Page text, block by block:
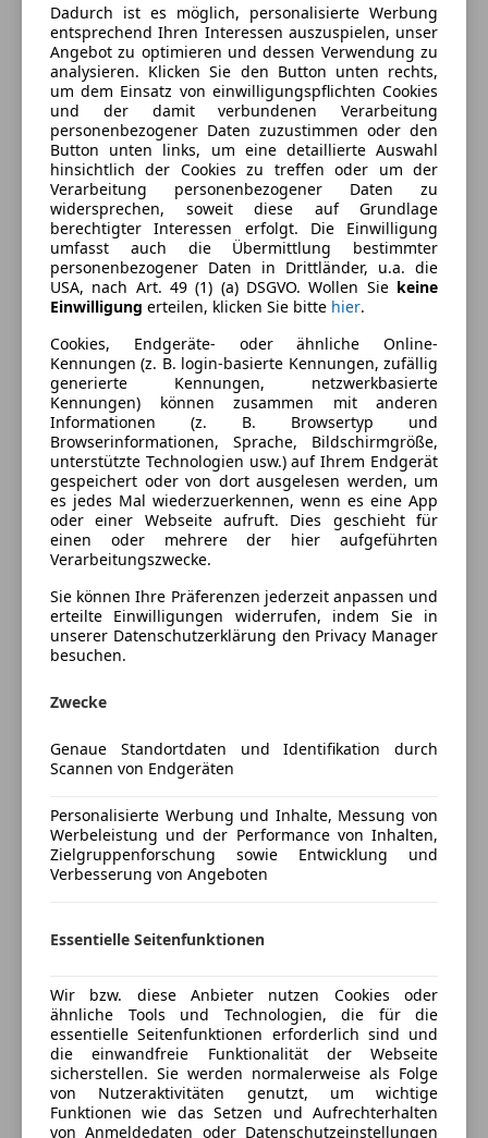
Ausstattung
Komfort
2-Zonen-Klimaautomatik
Armlehne
Berganfahrassistent
Einparkhilfe
Einparkhilfe Sensoren hinten
Einparkhilfe Sensoren vorne
Elektrische Fensterheber
Elektrische Seitenspiegel
Getönte Scheiben
Klimaanlage
Lederlenkrad
Regensensor
Sitzheizung
Start/Stop-Automatik
Tempomat
Unterhaltung/Media
Bluetooth
Bordcomputer
DAB-Radio
Sicherheit
ABS
Alarmanlage
Fahrerairbag
Isofix
Kurvenlicht
LED-Scheinwerfer
Nebelscheinwerfer
Reifendruckkontrollsystem
Tagfahrlicht
Traktionskontrolle
Wegfahrsperre
Xenonscheinwerfer
Zentralverriegelung
Mehr anzeigen
Farbe und Innenausstattung
Außenfarbe
Schwarz
Lackierung
Andere
Fahrzeugbeschreibung
Herzlich Willkommen bei WS-Automobile
Verkauft wird ein topgepflegterVolkswagen Caddy
2.0 TDI Maxi Comfortline 4Motion BlueMotion
Technology.
WICHTIGER HINWEIS
Um exklusiv Zeit für Sie zu haben, finden
Besichtigungen und Probefahrten nur nach
Garantie: 12 Monate Gewährleistung/Garantie (auf
Wunsch bis zu 36 Monate erweiterbar).
Zustand: Pickerl (§57a) frisch gemacht (NEU) &
Service aktuell durchgeführt (NEU).
Historie: Absolut lückenlose Historie – einsteigen und
sorgenfrei losfahren.
Licht & Sicht
*Bi-Xenon-Scheinwerfermit dynamischem
Kurvenlicht & LED-Tagfahrlicht
*Fernlichtassistent(Light Assist) &
Nebelscheinwerfer mit Abbiegelicht
Mehr anzeigen
Mehr anzeigen
Versicherung
Freischaden-Gutschein ab Stufe 0
Auto einfach online versichern & Rabatt holen
Jetzt berechnen
Dadurch ist es möglich, personalisierte Werbung
entsprechend Ihren Interessen auszuspielen, unser
Angebot zu optimieren und dessen Verwendung zu
analysieren. Klicken Sie den Button unten rechts,
um dem Einsatz von einwilligungspflichten Cookies
und der damit verbundenen Verarbeitung
personenbezogener Daten zuzustimmen oder den
Button unten links, um eine detaillierte Auswahl
hinsichtlich der Cookies zu treffen oder um der
Verarbeitung personenbezogener Daten zu
widersprechen, soweit diese auf Grundlage
berechtigter Interessen erfolgt. Die Einwilligung
umfasst auch die Übermittlung bestimmter
personenbezogener Daten in Drittländer, u.a. die
USA, nach Art. 49 (1) (a) DSGVO. Wollen Sie keine
Einwilligung erteilen, klicken Sie bitte hier.
Cookies, Endgeräte- oder ähnliche Online-
Kennungen (z. B. login-basierte Kennungen, zufällig
generierte Kennungen, netzwerkbasierte
Kennungen) können zusammen mit anderen
Informationen (z. B. Browsertyp und
Browserinformationen, Sprache, Bildschirmgröße,
unterstützte Technologien usw.) auf Ihrem Endgerät
gespeichert oder von dort ausgelesen werden, um
es jedes Mal wiederzuerkennen, wenn es eine App
oder einer Webseite aufruft. Dies geschieht für
einen oder mehrere der hier aufgeführten
Verarbeitungszwecke.
Sie können Ihre Präferenzen jederzeit anpassen und
erteilte Einwilligungen widerrufen, indem Sie in
unserer Datenschutzerklärung den Privacy Manager
besuchen.
Zwecke
Genaue Standortdaten und Identifikation durch
Scannen von Endgeräten
Personalisierte Werbung und Inhalte, Messung von
Werbeleistung und der Performance von Inhalten,
Zielgruppenforschung sowie Entwicklung und
Verbesserung von Angeboten
Essentielle Seitenfunktionen
Wir bzw. diese Anbieter nutzen Cookies oder
ähnliche Tools und Technologien, die für die
essentielle Seitenfunktionen erforderlich sind und
die einwandfreie Funktionalität der Webseite
sicherstellen. Sie werden normalerweise als Folge
von Nutzeraktivitäten genutzt, um wichtige
Funktionen wie das Setzen und Aufrechterhalten
von Anmeldedaten oder Datenschutzeinstellungen